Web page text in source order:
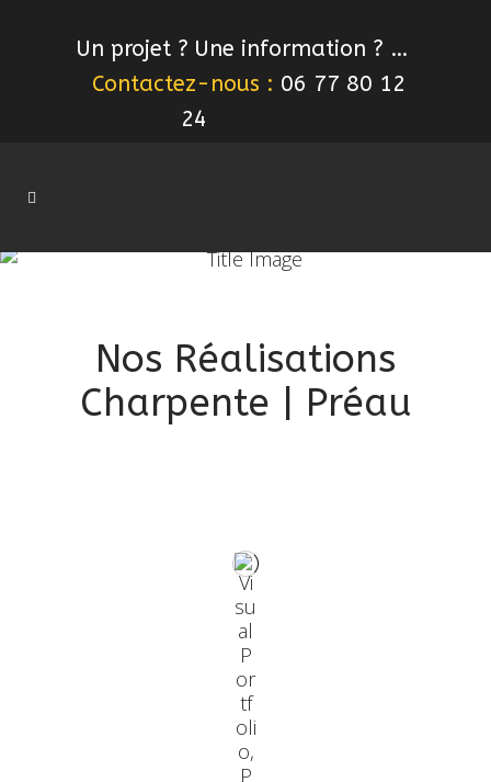
Un projet ? Une information ? …
Contactez-nous : 06 77 80 12
24
Nos Réalisations
Charpente | Préau